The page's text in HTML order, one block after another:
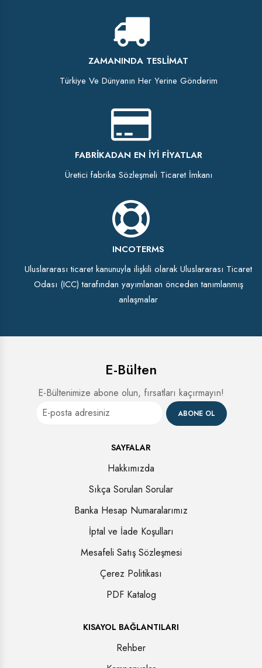
ZAMANINDA TESLIMAT
Türkiye Ve Dünyanın Her Yerine Gönderim
FABRIKADAN EN İYI FIYATLAR
Üretici fabrika Sözleşmeli Ticaret İmkanı
INCOTERMS
Uluslararası ticaret kanunuyla ilişkili olarak Uluslararası Ticaret
Odası (ICC) tarafından yayımlanan önceden tanımlanmış
anlaşmalar
E-Bülten
E-Bültenimize abone olun, fırsatları kaçırmayın!
ABONE OL
SAYFALAR
Hakkımızda
Sıkça Sorulan Sorular
Banka Hesap Numaralarımız
İptal ve İade Koşulları
Mesafeli Satış Sözleşmesi
Çerez Politikası
PDF Katalog
KISAYOL BAĞLANTILARI
Rehber